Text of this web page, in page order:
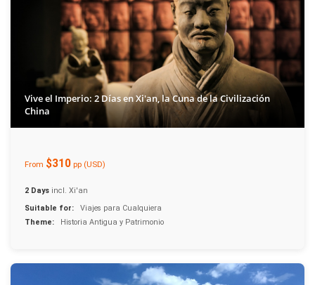
Vive el Imperio: 2 Días en Xi'an, la Cuna de la Civilización
China
From $310 pp (USD)
2 Days incl. Xi'an
Suitable for:
Viajes para Cualquiera
Theme:
Historia Antigua y Patrimonio